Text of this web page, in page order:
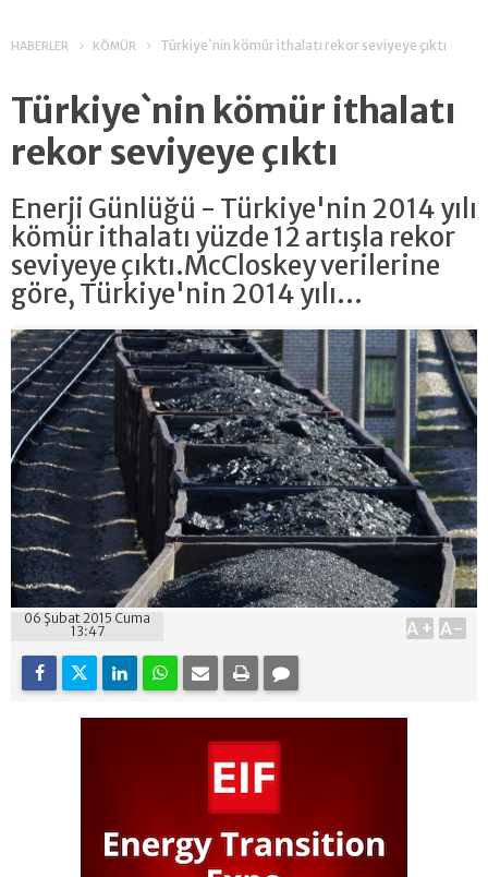
HABERLER KÖMÜR Türkiye`nin kömür ithalatı rekor seviyeye çıktı
Türkiye`nin kömür ithalatı
rekor seviyeye çıktı
Enerji Günlüğü - Türkiye'nin 2014 yılı
kömür ithalatı yüzde 12 artışla rekor
seviyeye çıktı.McCloskey verilerine
göre, Türkiye'nin 2014 yılı...
06 Şubat 2015 Cuma
13:47
A+ A-